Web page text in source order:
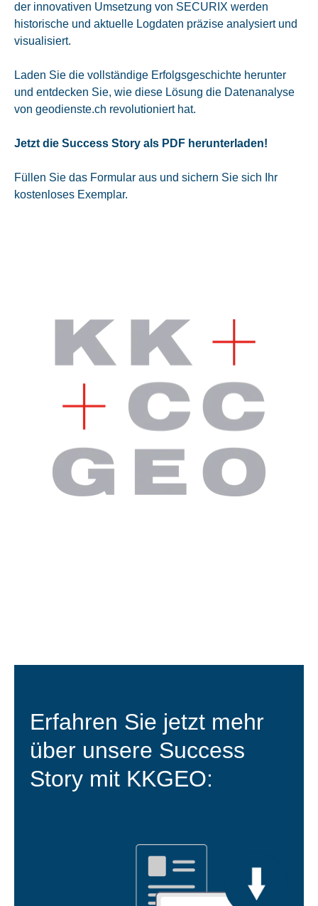
der innovativen Umsetzung von SECURIX werden
historische und aktuelle Logdaten präzise analysiert und
visualisiert.
Laden Sie die vollständige Erfolgsgeschichte herunter
und entdecken Sie, wie diese Lösung die Datenanalyse
von geodienste.ch revolutioniert hat.
Jetzt die Success Story als PDF herunterladen!
Füllen Sie das Formular aus und sichern Sie sich Ihr
kostenloses Exemplar.
Erfahren Sie jetzt mehr
über unsere Success
Story mit KKGEO: